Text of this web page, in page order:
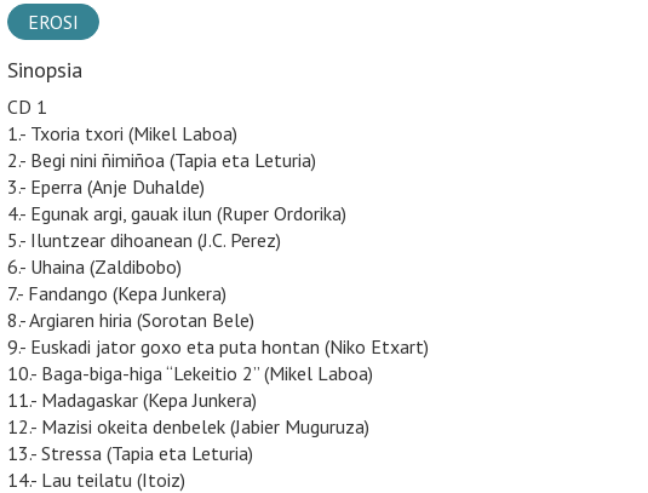
EROSI
Sinopsia
CD 1
1.- Txoria txori (Mikel Laboa)
2.- Begi nini ñimiñoa (Tapia eta Leturia)
3.- Eperra (Anje Duhalde)
4.- Egunak argi, gauak ilun (Ruper Ordorika)
5.- Iluntzear dihoanean (J.C. Perez)
6.- Uhaina (Zaldibobo)
7.- Fandango (Kepa Junkera)
8.- Argiaren hiria (Sorotan Bele)
9.- Euskadi jator goxo eta puta hontan (Niko Etxart)
10.- Baga-biga-higa “Lekeitio 2” (Mikel Laboa)
11.- Madagaskar (Kepa Junkera)
12.- Mazisi okeita denbelek (Jabier Muguruza)
13.- Stressa (Tapia eta Leturia)
14.- Lau teilatu (Itoiz)